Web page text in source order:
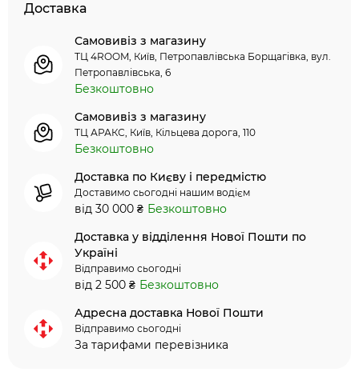
Доставка
Самовивіз з магазину
ТЦ 4ROOM, Київ, Петропавлівська Борщагівка, вул.
Петропавлівська, 6
Безкоштовно
Самовивіз з магазину
ТЦ АРАКС, Київ, Кільцева дорога, 110
Безкоштовно
Доставка по Києву і передмістю
Доставимо сьогодні нашим водієм
від 30 000 ₴ Безкоштовно
Доставка у відділення Нової Пошти по
Україні
Відправимо сьогодні
від 2 500 ₴ Безкоштовно
Адресна доставка Нової Пошти
Відправимо сьогодні
За тарифами перевізника